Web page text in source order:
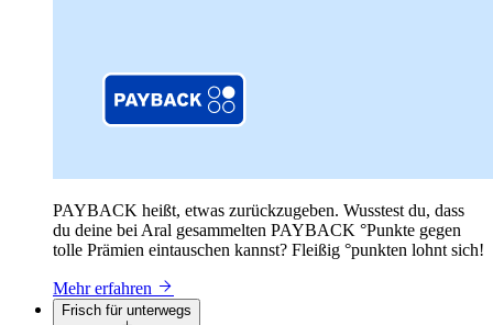
PAYBACK heißt, etwas zurückzugeben. Wusstest du, dass
du deine bei Aral gesammelten PAYBACK °Punkte gegen
tolle Prämien eintauschen kannst? Fleißig °punkten lohnt sich!
Mehr erfahren
Frisch für unterwegs